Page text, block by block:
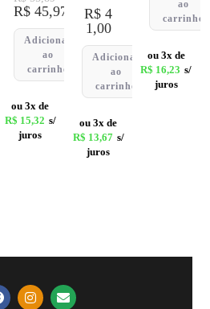
R$45,97
Adicionar
ao
carrinho
ou 3x de
R$ 15,32 s/
juros
R$ 4
1,00
Adicionar
ao
carrinho
ou 3x de
R$ 13,67 s/
juros
ao
carrinho
ou 3x de
R$ 16,23 s/
juros